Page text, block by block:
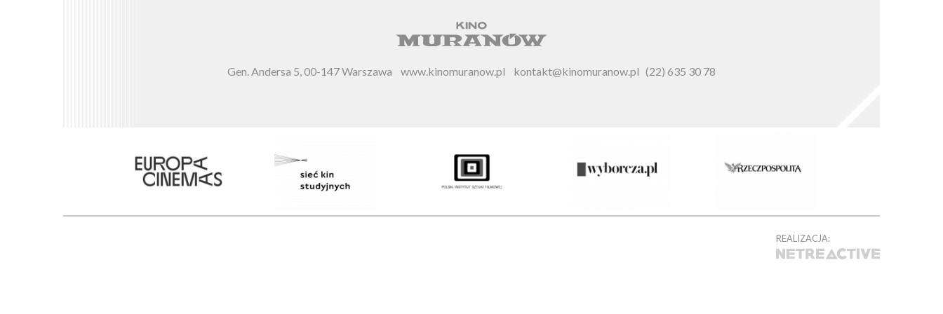
Gen. Andersa 5, 00-147 Warszawa www.kinomuranow.pl kontakt@kinomuranow.pl (22) 635 30 78
REALIZACJA: